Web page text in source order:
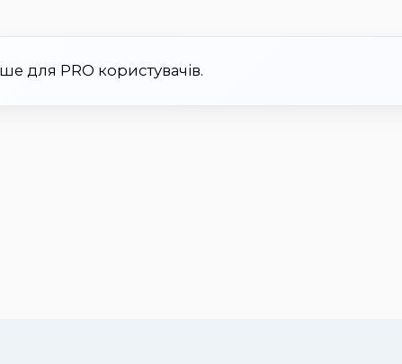
для PRO користувачів.